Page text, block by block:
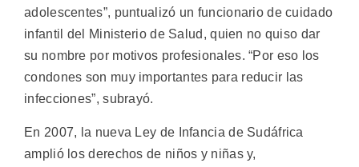
adolescentes”, puntualizó un funcionario de cuidado
infantil del Ministerio de Salud, quien no quiso dar
su nombre por motivos profesionales. “Por eso los
condones son muy importantes para reducir las
infecciones”, subrayó.
En 2007, la nueva Ley de Infancia de Sudáfrica
amplió los derechos de niños y niñas y,